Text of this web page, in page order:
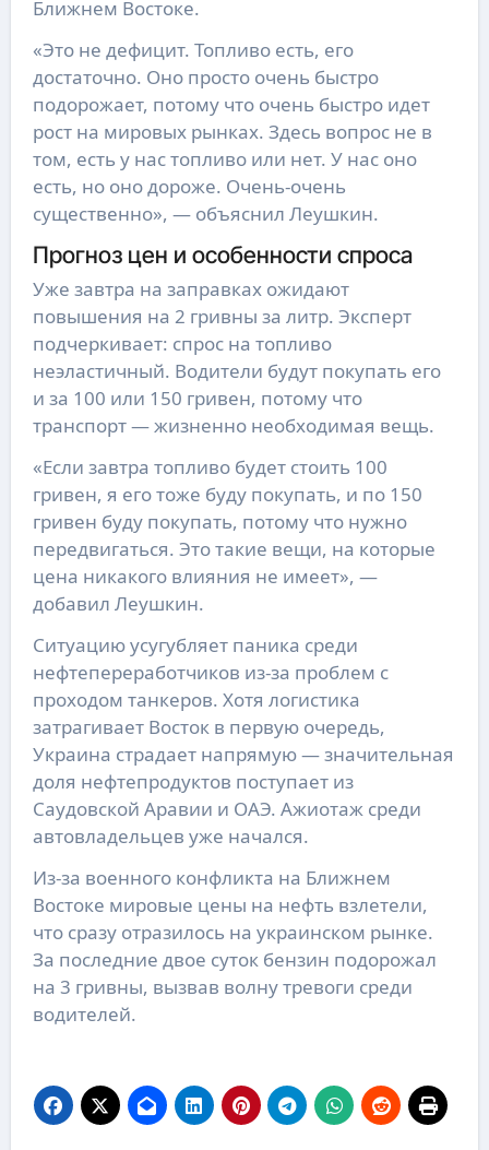
Ближнем Востоке.
«Это не дефицит. Топливо есть, его
достаточно. Оно просто очень быстро
подорожает, потому что очень быстро идет
рост на мировых рынках. Здесь вопрос не в
том, есть у нас топливо или нет. У нас оно
есть, но оно дороже. Очень-очень
существенно», — объяснил Леушкин.
Прогноз цен и особенности спроса
Уже завтра на заправках ожидают
повышения на 2 гривны за литр. Эксперт
подчеркивает: спрос на топливо
неэластичный. Водители будут покупать его
и за 100 или 150 гривен, потому что
транспорт — жизненно необходимая вещь.
«Если завтра топливо будет стоить 100
гривен, я его тоже буду покупать, и по 150
гривен буду покупать, потому что нужно
передвигаться. Это такие вещи, на которые
цена никакого влияния не имеет», —
добавил Леушкин.
Ситуацию усугубляет паника среди
нефтепереработчиков из-за проблем с
проходом танкеров. Хотя логистика
затрагивает Восток в первую очередь,
Украина страдает напрямую — значительная
доля нефтепродуктов поступает из
Саудовской Аравии и ОАЭ. Ажиотаж среди
автовладельцев уже начался.
Из-за военного конфликта на Ближнем
Востоке мировые цены на нефть взлетели,
что сразу отразилось на украинском рынке.
За последние двое суток бензин подорожал
на 3 гривны, вызвав волну тревоги среди
водителей.